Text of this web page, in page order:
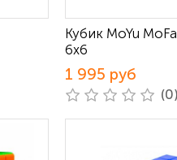
Кубик MoYu
6x6
1 995 руб